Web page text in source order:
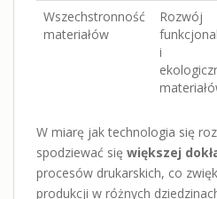
Wszechstronność
materiałów
Rozwój
i
W miarę jak technologia się
spodziewać się większej
procesów drukarskich, co
produkcji w różnych